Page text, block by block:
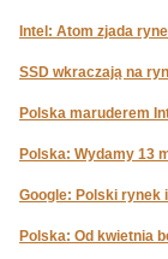
Intel: Atom zjada
SSD wkraczają na
Polska maruderem
Polska: Wydamy 13
Google: Polski rynek
Polska: Od kwietnia